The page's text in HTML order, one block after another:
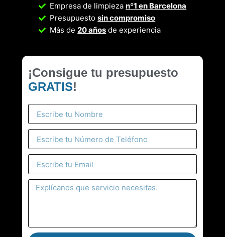
Empresa de limpiezanº1 en Barcelona
Presupuestosin compromiso
Más de20 años de experiencia
¡Consigue tu presupuesto
GRATIS!